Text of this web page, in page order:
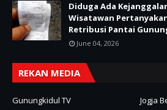
Diduga Ada
Wisatawan
Retribusi Pantai
June 04, 2026
REKAN MEDIA
Gunungkidul TV
Jogja